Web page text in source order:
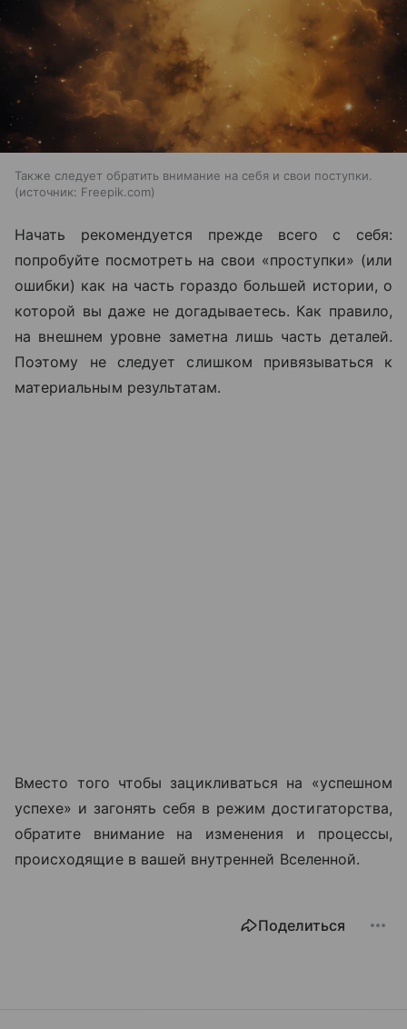
Также следует обратить внимание на себя и свои поступки.
источник: Freepik.com
Начать рекомендуется прежде всего с себя:
попробуйте посмотреть на свои «проступки» (или
ошибки) как на часть гораздо большей истории, о
которой вы даже не догадываетесь. Как правило,
на внешнем уровне заметна лишь часть деталей.
Поэтому не следует слишком привязываться к
материальным результатам.
Вместо того чтобы зацикливаться на «успешном
успехе» и загонять себя в режим достигаторства,
обратите внимание на изменения и процессы,
происходящие в вашей внутренней Вселенной.
Поделиться